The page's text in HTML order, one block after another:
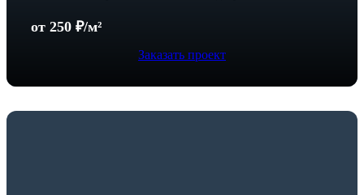
от 250 ₽/м²
Заказать проект